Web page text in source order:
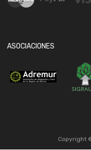
ASOCIACIONES
Copyright